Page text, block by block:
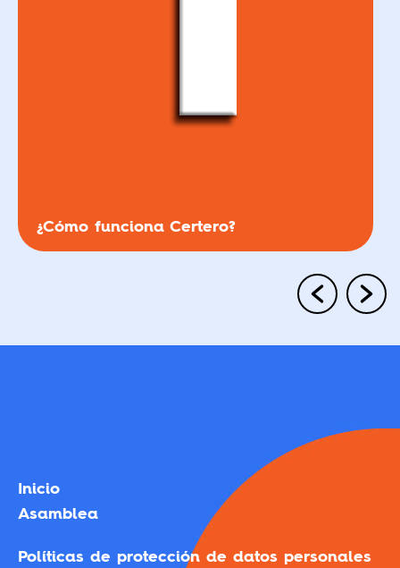
¿Cómo funciona Certero?
Inicio
Asamblea
Políticas de protección de datos personales